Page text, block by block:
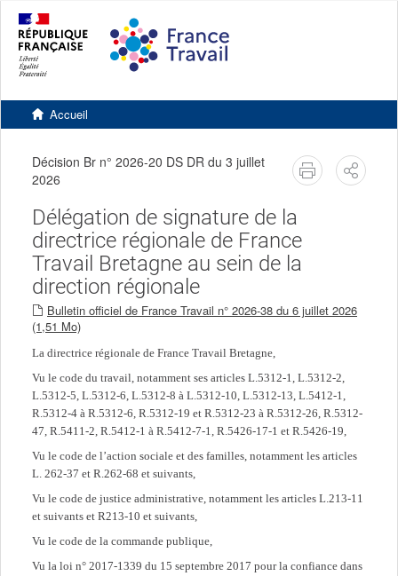
contenu
principal
pied
page
contrastée
à
Accueil
imprimer
Décision Br n° 2026-20 DS DR du 3 juillet
2026
Délégation de signature de la
directrice régionale de France
Travail Bretagne au sein de la
direction régionale
Bulletin officiel de France Travail n° 2026-38 du 6 juillet 2026
(1,51 Mo)
La directrice régionale de France Travail Bretagne,
Vu le code du travail, notamment ses articles L.5312-1, L.5312-2,
L.5312-5, L.5312-6, L.5312-8 à L.5312-10, L.5312-13, L.5412-1,
R.5312-4 à R.5312-6, R.5312-19 et R.5312-23 à R.5312-26, R.5312-
47, R.5411-2, R.5412-1 à R.5412-7-1, R.5426-17-1 et R.5426-19,
Vu le code de l’action sociale et des familles, notamment les articles
L. 262-37 et R.262-68 et suivants,
Vu le code de justice administrative, notamment les articles L.213-11
et suivants et R213-10 et suivants,
Vu le code de la commande publique,
Vu la loi n° 2017-1339 du 15 septembre 2017 pour la confiance dans